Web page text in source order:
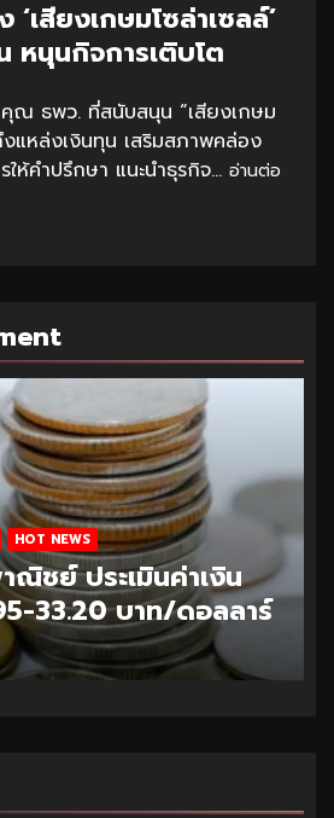
‘เสียงเกษมโซล่าเซลล์’
หนุนกิจการเติบโต
คุณ ธพว. ที่สนับสนุน “เสียงเกษม
งแหล่งเงินทุน เสริมสภาพคล่อง
ห้คำปรึกษา แนะนำธุรกิจ... อ่านต่อ
HOT NEWS
ณิชย์ ประเมินค่าเงิน
33.20 บาท/ดอลลาร์